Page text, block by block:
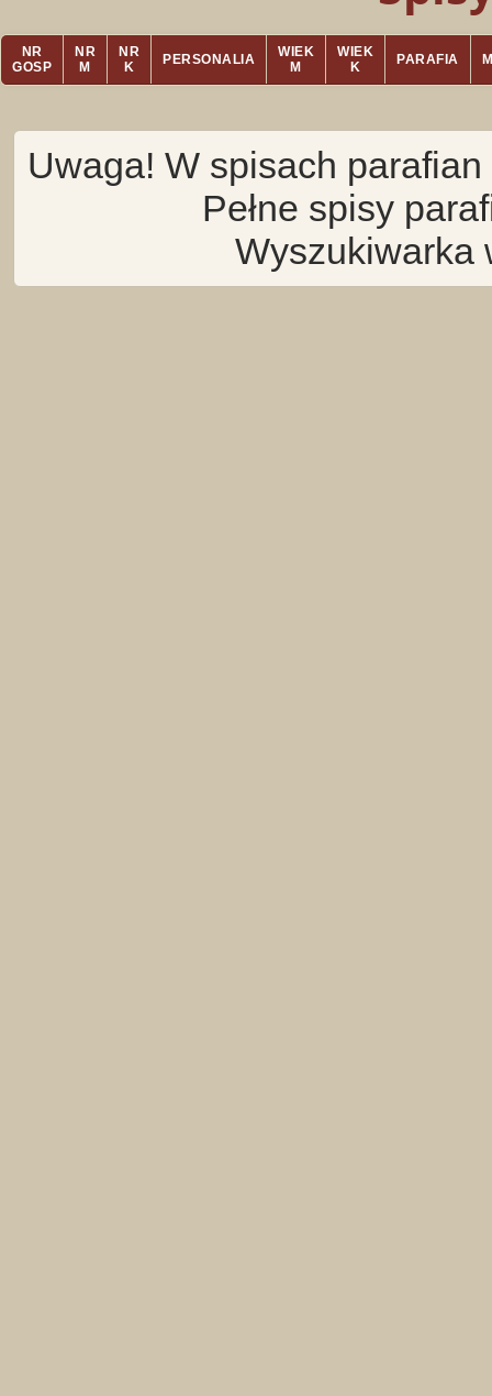
NR
GOSP
NR
M
NR
K
PERSONALIA
WIEK
M
WIEK
K
PARAFIA
Uwaga! W spisach
Pełne spisy
Wyszukiwarka